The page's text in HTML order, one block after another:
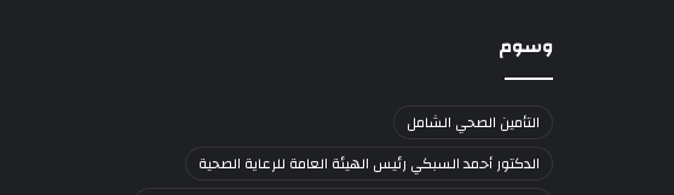
وسوم
التأمين الصحي الشامل
الدكتور أحمد السبكي رئيس الهيئة العامة للرعاية الصحية